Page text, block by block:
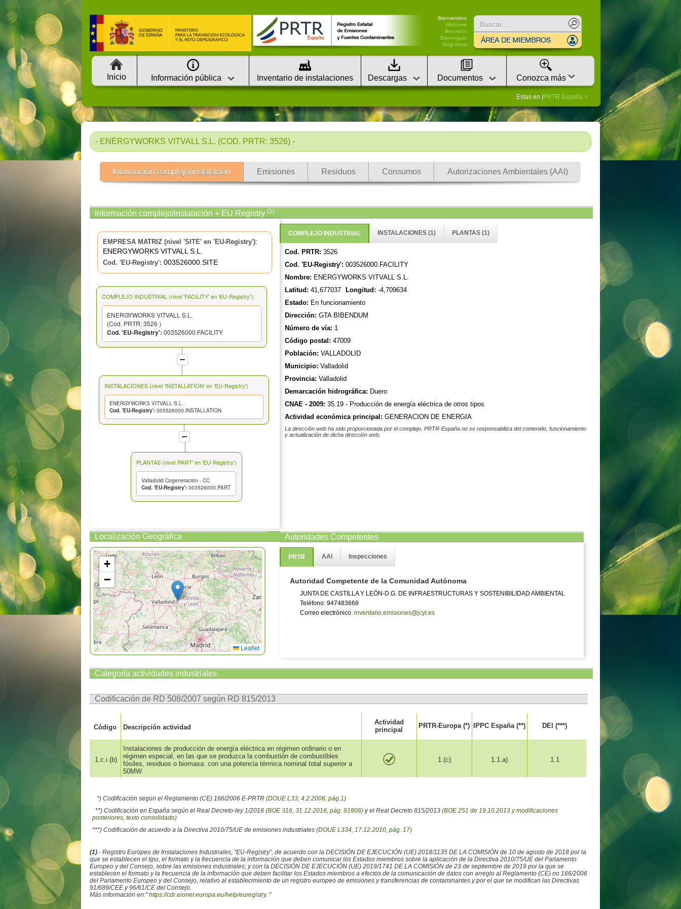
Bienvenidos
Welcome
Benvidos
Benvinguts
Ongi etorri
Inicio Información pública Inventario de instalaciones Descargas Documentos Conozca más
Estas en | PRTR España
- ENERGYWORKS VITVALL S.L. (COD. PRTR: 3526) -
Información complejo/instalación Emisiones Residuos Consumos Autorizaciones Ambientales (AAI)
Información complejo/instalación + EU Registry (1)
EMPRESA MATRIZ (nivel 'SITE' en 'EU-Registry'):
ENERGYWORKS VITVALL S.L.
Cod. 'EU-Registry': 003526000.SITE
COMPLEJO INDUSTRIAL (nivel 'FACILITY' en 'EU-Registry'):
ENERGYWORKS VITVALL S.L.
(Cod. PRTR: 3526 )
Cod. 'EU-Registry': 003526000.FACILITY
INSTALACIONES (nivel 'INSTALLATION' en 'EU-Registry')
ENERGYWORKS VITVALL S.L.
Cod. 'EU-Registry':003526000.INSTALLATION
PLANTAS (nivel 'PART' en 'EU-Registry')
Valladolid Cogeneración - CC
Cod. 'EU-Registry':003526000.PART
Localización Geográfica
+
−
Leaflet
COMPLEJO INDUSTRIAL INSTALACIONES (1) PLANTAS (1)
Cod. PRTR: 3526
Cod. 'EU-Registry': 003526000.FACILITY
Nombre: ENERGYWORKS VITVALL S.L.
Latitud: 41,677037 Longitud: -4,709634
Estado: En funcionamiento
Dirección: GTA BIBENDUM
Número de vía: 1
Código postal: 47009
Población: VALLADOLID
Municipio: Valladolid
Provincia: Valladolid
Demarcación hidrográfica: Duero
CNAE - 2009: 35.19 - Producción de energía eléctrica de otros tipos
Actividad económica principal: GENERACION DE ENERGIA
La dirección web ha sido proporcionada por el complejo. PRTR-España no se responsabiliza del contenido, funcionamiento
y actualización de dicha dirección web.
Autoridades Competentes
PRTR AAI Inspecciones
Autoridad Competente de la Comunidad Autónoma
JUNTA DE CASTILLA Y LEÓN-D.G. DE INFRAESTRUCTURAS Y SOSTENIBILIDAD AMBIENTAL
Teléfono: 947483668
Correo electrónico: inventario.emisiones@jcyl.es
Categoría actividades industriales
Codificación de RD 508/2007 según RD 815/2013
Código Descripción actividad
Actividad
principal
PRTR-Europa (*) IPPC España (**) DEI (***)
1.c.i (b)
Instalaciones de producción de energía eléctrica en régimen ordinario o en
régimen especial, en las que se produzca la combustión de combustibles
fósiles, residuos o biomasa: con una potencia térmica nominal total superior a
50MW
1.(c) 1.1.a) 1.1
*) Codificación según el Reglamento (CE) 166/2006 E-PRTR (DOUE L33, 4.2.2006, pág.1)
**) Codificación en España según el Real Decreto-ley 1/2016 (BOE 316, 31.12.2016, pág. 91806)y el Real Decreto 815/2013 (BOE 251 de 19.10.2013 y modificaciones
posteriores, texto consolidado)
***) Codificación de acuerdo a la Directiva 2010/75/UE de emisiones industriales (DOUE L334, 17.12.2010, pág. 17)
(1).- Registro Europeo de Instalaciones Industriales, “EU-Registry”, de acuerdo con la DECISIÓN DE EJECUCIÓN (UE) 2018/1135 DE LA COMISIÓN de 10 de agosto de 2018 por la
que se establecen el tipo, el formato y la frecuencia de la información que deben comunicar los Estados miembros sobre la aplicación de la Directiva 2010/75/UE del Parlamento
Europeo y del Consejo, sobre las emisiones industriales; y con la DECISIÓN DE EJECUCIÓN (UE) 2019/1741 DE LA COMISIÓN de 23 de septiembre de 2019 por la que se
establecen el formato y la frecuencia de la información que deben facilitar los Estados miembros a efectos de la comunicación de datos con arreglo al Reglamento (CE) no 166/2006
del Parlamento Europeo y del Consejo, relativo al establecimiento de un registro europeo de emisiones y transferencias de contaminantes y por el que se modifican las Directivas
91/689/CEE y 96/61/CE del Consejo.
Más información en:"https://cdr.eionet.europa.eu/help/euregistry. "